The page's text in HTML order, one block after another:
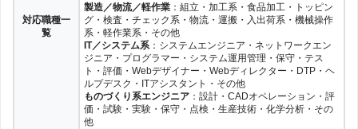
対応職種一
覧
製造／物流／軽作業 ：組立・加工系・食品加工・トッピン
グ・検査・チェック系・物流・運搬・入出荷系・機械操作
系・軽作業系・その他
IT／システム系：システムエンジニア・ネットワークエン
ジニア・プログラマー・システム運用管理・保守・テス
ト・評価・Webデザイナー・Webディレクター・DTP・ヘ
ルプデスク・ITアシスタント・その他
ものづくり系エンジニア ：設計・CADオペレーション・評
価・試験・実験・保守・点検・生産技術・化学分析・その
他